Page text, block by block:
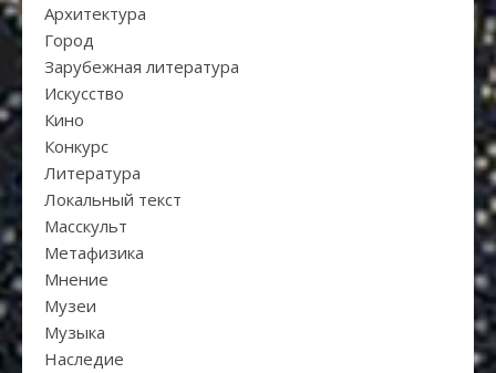
Архитектура
Город
Зарубежная литература
Искуcство
Кино
Конкурс
Литература
Локальный текст
Масскульт
Метафизика
Мнение
Музеи
Музыка
Наследие